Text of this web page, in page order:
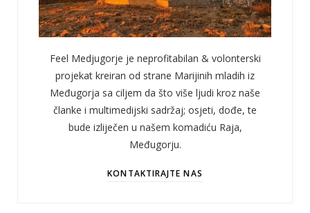
Feel Medjugorje je neprofitabilan & volonterski
projekat kreiran od strane Marijinih mladih iz
Međugorja sa ciljem da što više ljudi kroz naše
članke i multimedijski sadržaj; osjeti, dođe, te
bude izliječen u našem komadiću Raja,
Međugorju.
KONTAKTIRAJTE NAS